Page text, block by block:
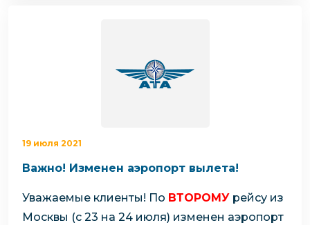
19 июля 2021
Важно! Изменен аэропорт вылета!
Уважаемые клиенты! По ВТОРОМУ рейсу из
Москвы (с 23 на 24 июля) изменен аэропорт